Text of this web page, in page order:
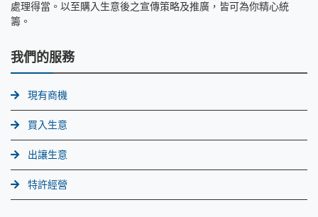
處理得當。以至購入生意後之宣傳策略及推廣，皆可為你精心統
籌。
我們的服務
現有商機
買入生意
出讓生意
特許經營